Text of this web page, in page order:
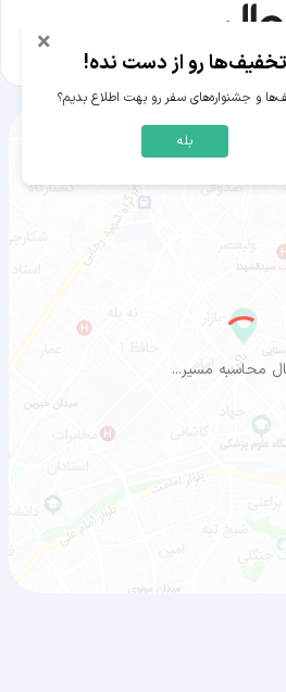
محاسبه مسیر...
ارومیه
× تخفیف‌ها رو از دست نده!
و جشنواره‌های سفر رو بهت اطلاع بدیم؟
بله